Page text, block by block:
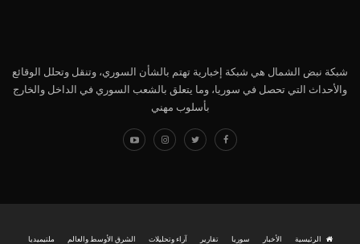
شبكة نبض الشمال هي شبكة إخبارية تهتم بالشأن السوري، وتنقل وتحلل الوقائع
والأحداث التي تحصل في سوريا، وما يتعلق بالشعب السوري في الداخل والخارج
بأسلوب مهني
الرئيسية الأخبار سوريا تقارير آراء وتحليلات الشرق الأوسط والعالم ملتيميديا